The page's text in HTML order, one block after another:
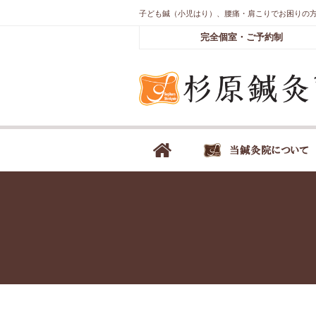
子ども鍼（小児はり）、腰痛・肩こりでお困りの
完全個室・ご予約制